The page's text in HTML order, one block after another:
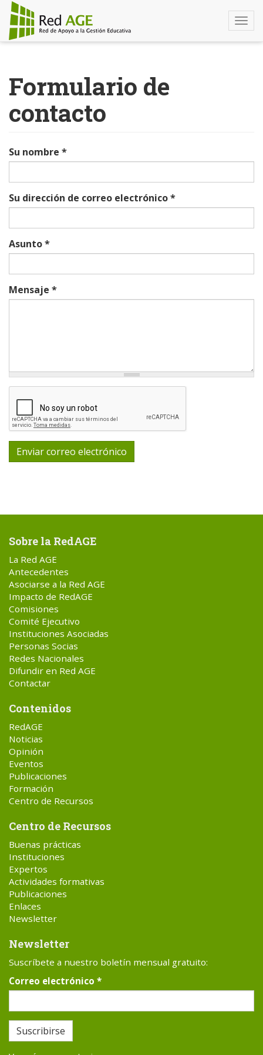
contenido
principal
Formulario de
contacto
Su nombre *
Su dirección de correo electrónico*
Asunto*
Mensaje *
Enviar correo electrónico
Sobre la RedAGE
La Red AGE
Antecedentes
Asociarse a la Red AGE
Impacto de RedAGE
Comisiones
Comité Ejecutivo
Instituciones Asociadas
Personas Socias
Redes Nacionales
Difundir en Red AGE
Contactar
Contenidos
RedAGE
Noticias
Opinión
Eventos
Publicaciones
Formación
Centro de Recursos
Centro de Recursos
Buenas prácticas
Instituciones
Expertos
Actividades formativas
Publicaciones
Enlaces
Newsletter
Newsletter
Suscríbete a nuestro boletín mensual gratuito:
Correo electrónico *
Suscribirse